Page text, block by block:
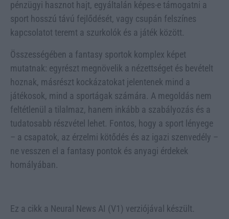
pénzügyi hasznot hajt, egyáltalán képes-e támogatni a
sport hosszú távú fejlődését, vagy csupán felszínes
kapcsolatot teremt a szurkolók és a játék között.
Összességében a fantasy sportok komplex képet
mutatnak: egyrészt megnövelik a nézettséget és bevételt
hoznak, másrészt kockázatokat jelentenek mind a
játékosok, mind a sportágak számára. A megoldás nem
feltétlenül a tilalmaz, hanem inkább a szabályozás és a
tudatosabb részvétel lehet. Fontos, hogy a sport lényege
– a csapatok, az érzelmi kötődés és az igazi szenvedély –
ne vesszen el a fantasy pontok és anyagi érdekek
homályában.
Ez a cikk a Neural News AI (V1) verziójával készült.